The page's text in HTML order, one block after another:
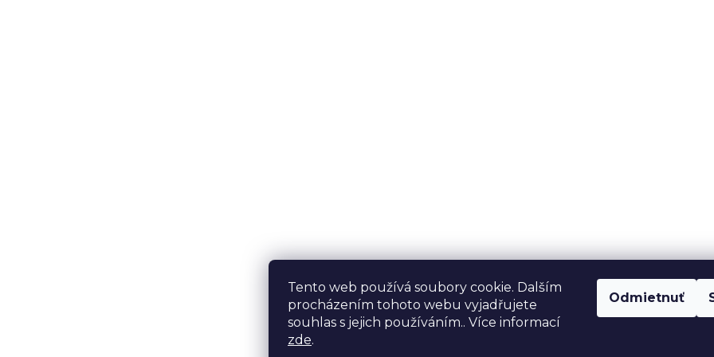
Tento web používá soubory cookie. Dalším
procházením tohoto webu vyjadřujete
souhlas s jejich používáním.. Více informací
zde.
Odmietnuť